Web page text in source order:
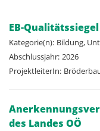
EB-Qualitätssiegel
Kategorie(n): Bildung,
Abschlussjahr: 2026
ProjektleiterIn:
des Landes OÖ